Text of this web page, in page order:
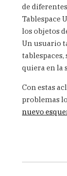
de
Tablespace
los objetos
Un usuario
tablespaces,
quiera en la
Con estas
problemas
nuevo